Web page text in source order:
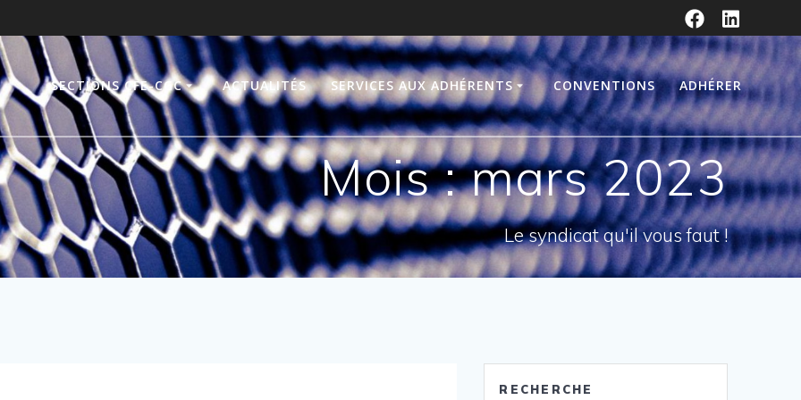
SECTIONS CFE-CGC ACTUALITÉS SERVICES AUX ADHÉRENTS CONVENTIONS ADHÉRER
Mois :mars 2023
Le syndicat qu'il vous faut !
RECHERCHE